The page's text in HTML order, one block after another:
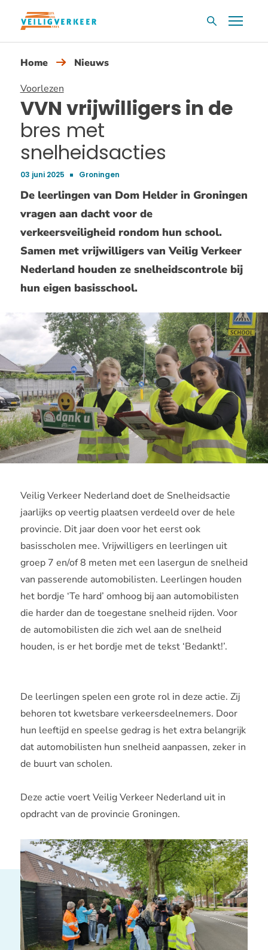
Overslaan
inhoud
ZoekvakMenu
Home
Nieuws
Voorlezen
VVN vrijwilligers in de
bres met
snelheidsacties
Publicatiedatum:
03 juni 2025 Groningen
De leerlingen van Dom Helder in Groningen
vragen aan dacht voor de
verkeersveiligheid rondom hun school.
Samen met vrijwilligers van Veilig Verkeer
Nederland houden ze snelheidscontrole bij
hun eigen basisschool.
Veilig Verkeer Nederland doet de Snelheidsactie
jaarlijks op veertig plaatsen verdeeld over de hele
provincie. Dit jaar doen voor het eerst ook
basisscholen mee. Vrijwilligers en leerlingen uit
groep 7 en/of 8 meten met een lasergun de snelheid
van passerende automobilisten. Leerlingen houden
het bordje ‘Te hard’ omhoog bij aan automobilisten
die harder dan de toegestane snelheid rijden. Voor
de automobilisten die zich wel aan de snelheid
houden, is er het bordje met de tekst ‘Bedankt!’.
De leerlingen spelen een grote rol in deze actie. Zij
behoren tot kwetsbare verkeersdeelnemers. Door
hun leeftijd en speelse gedrag is het extra belangrijk
dat automobilisten hun snelheid aanpassen, zeker in
de buurt van scholen.
Deze actie voert Veilig Verkeer Nederland uit in
opdracht van de provincie Groningen.